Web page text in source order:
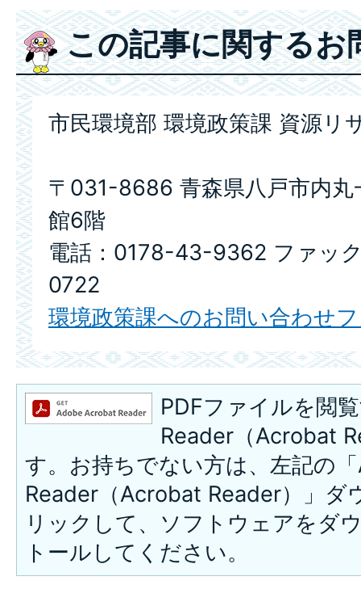
この記事に関するお
市民環境部 環境政策課 資源リ
〒031-8686 青森県八戸市内丸
館6階
電話：0178-43-9362 ファッ
0722
環境政策課へのお問い合わせ
PDFファイルを閲
Reader（Acrobat
す。お持ちでない方は、左記の
Reader（Acrobat Reader）」ダ
リックして、ソフトウェアをダ
トールしてください。